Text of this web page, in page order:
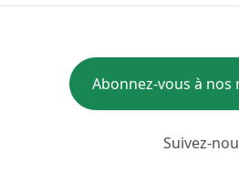
Abonnez-vous à nos
Suivez-